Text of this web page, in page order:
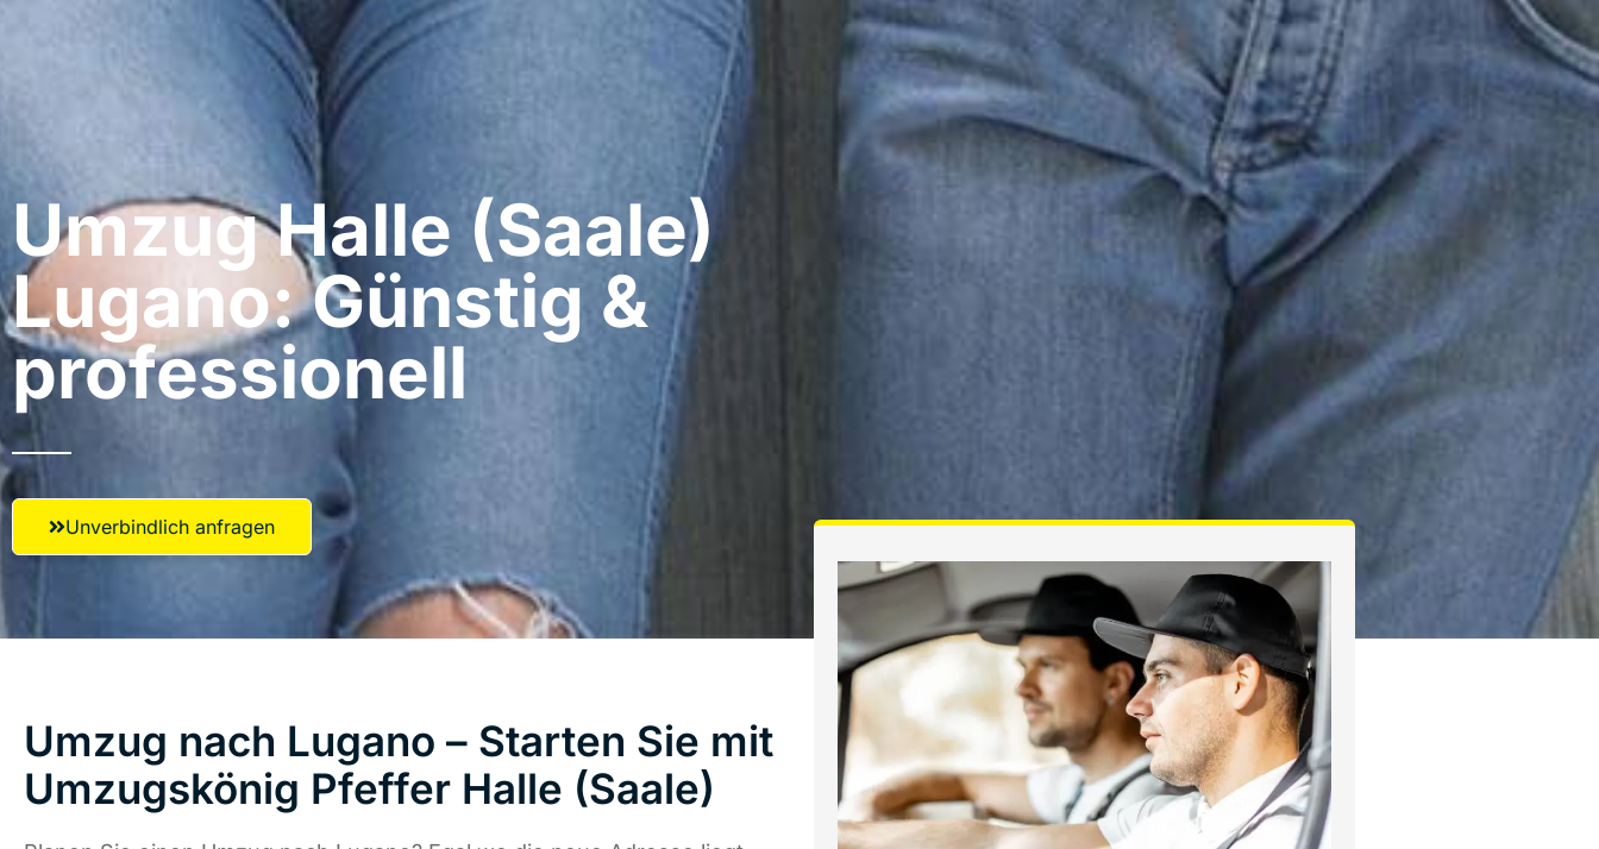
Umzug Halle (Saale)​
Lugano: Günstig &
professionell​
Unverbindlich anfragen
Umzug nach Lugano – Starten Sie mit
Umzugskönig Pfeffer Halle (Saale)